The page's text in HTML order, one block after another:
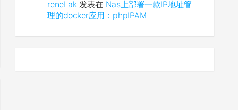
reneLak 发表在 Nas上部署一款IP地址管
理的docker应用：phpIPAM